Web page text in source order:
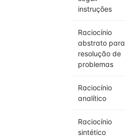
instruções
Raciocínio
abstrato para
resolução de
problemas
Raciocínio
analítico
Raciocínio
sintético